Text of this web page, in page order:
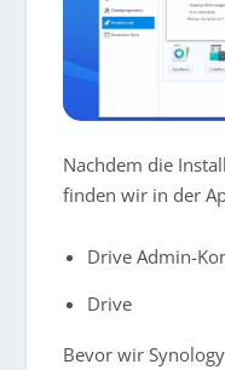
Nachdem die
finden wir in der
Drive Admin-
Drive
Bevor wir